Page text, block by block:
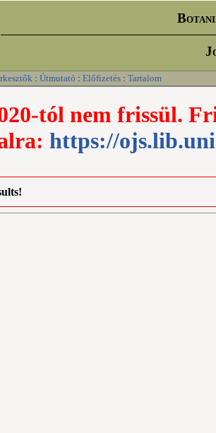
: Útmutató : Előfizetés : Tartalom
tól nem frissül.
https://